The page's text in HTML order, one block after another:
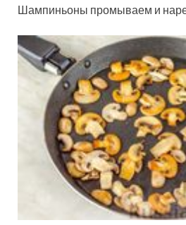
Шампиньоны промываем и